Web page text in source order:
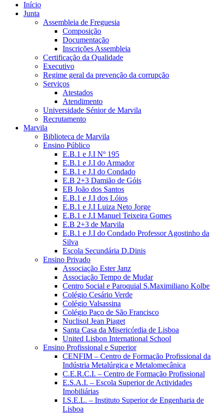
Início
Junta
Assembleia de Freguesia
Composição
Documentação
Inscrições Assembleia
Certificação da Qualidade
Executivo
Regime geral da prevenção da corrupção
Serviços
Atestados
Atendimento
Universidade Sénior de Marvila
Recrutamento
Marvila
Biblioteca de Marvila
Ensino Público
E.B.1 e J.I Nº 195
E.B.1 e J.I do Armador
E.B.1 e J.I do Condado
E.B 2+3 Damião de Góis
EB João dos Santos
E.B.1 e J.I dos Lóios
E.B.1 e J.I Luiza Neto Jorge
E.B.1 e J.I Manuel Teixeira Gomes
E.B 2+3 de Marvila
E.B.1 e J.I do Condado Professor Agostinho da
Silva
Escola Secundária D.Dinis
Ensino Privado
Associação Ester Janz
Associação Tempo de Mudar
Centro Social e Paroquial S.Maximiliano Kolbe
Colégio Cesário Verde
Colégio Valsassina
Colégio Paço de São Francisco
Nuclisol Jean Piaget
Santa Casa da Misericórdia de Lisboa
United Lisbon International School
Ensino Profissional e Superior
CENFIM – Centro de Formação Profissional da
Indústria Metalúrgica e Metalomecânica
C.E.R.C.I. – Centro de Formação Profissional
E.S.A.I. – Escola Superior de Actividades
Imobiliárias
I.S.E.L. – Instituto Superior de Engenharia de
Lisboa